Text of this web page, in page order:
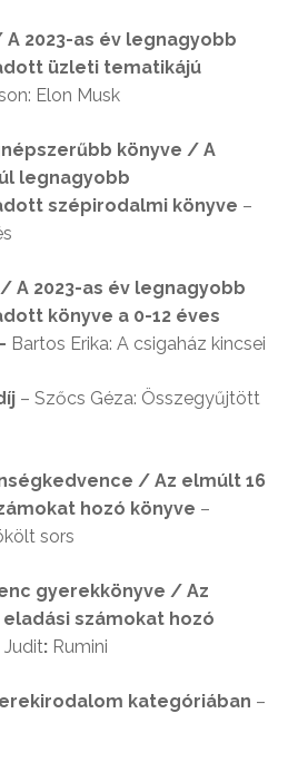
A 2023-as év legnagyobb
üzleti tematikájú
Elon Musk
könyve / A
legnagyobb
szépirodalmi könyve –
A 2023-as év legnagyobb
könyve a 0-12 éves
Bartos Erika: A csigaház kincsei
– Szőcs Géza: Összegyűjtött
/ Az elmúlt 16
hozó könyve –
sors
gyerekkönyve / Az
számokat hozó
Judit: Rumini
kategóriában –